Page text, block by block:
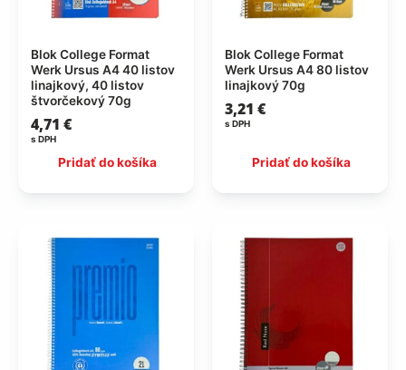
Blok College Format
Werk Ursus A4 40 listov
linajkový, 40 listov
štvorčekový 70g
4,71 €
s DPH
Pridať do košíka
Blok College Format
Werk Ursus A4 80 listov
linajkový 70g
3,21 €
s DPH
Pridať do košíka